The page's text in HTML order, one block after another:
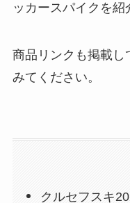
ッカースパイクを紹
商品リンクも掲載し
みてください。
クルセフスキ